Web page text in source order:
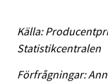
Källa:
Statistikcentralen
Förfrågningar: